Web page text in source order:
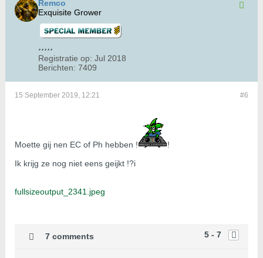
Remco
Exquisite Grower
Registratie op: Jul 2018
Berichten: 7409
#6
15 September 2019, 12:21
Moette gij nen EC of Ph hebben !
!
Ik krijg ze nog niet eens geijkt !?i
fullsizeoutput_2341.jpeg
5 - 7
7 comments